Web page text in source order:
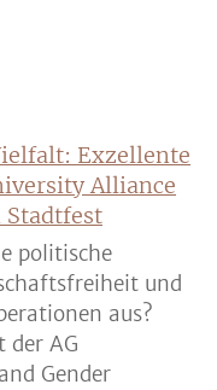
Exzellente
Alliance
Stadtfest
politische
und
aus?
der AG
Gender